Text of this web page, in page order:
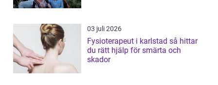
03 juli 2026
Fysioterapeut i karlstad så hittar
du rätt hjälp för smärta och
skador